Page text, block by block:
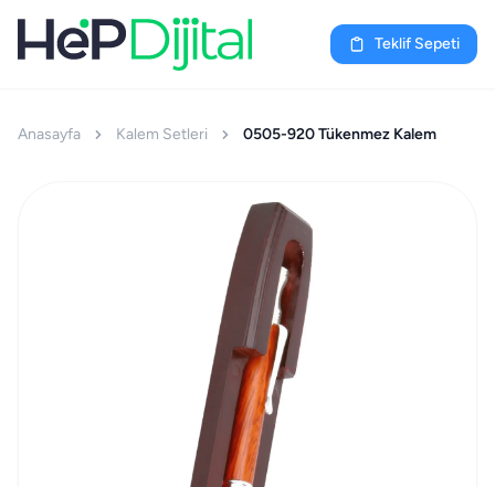
Teklif Sepeti
Anasayfa Kalem Setleri 0505-920 Tükenmez Kalem